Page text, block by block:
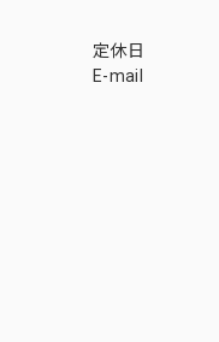
定休日
E-mail